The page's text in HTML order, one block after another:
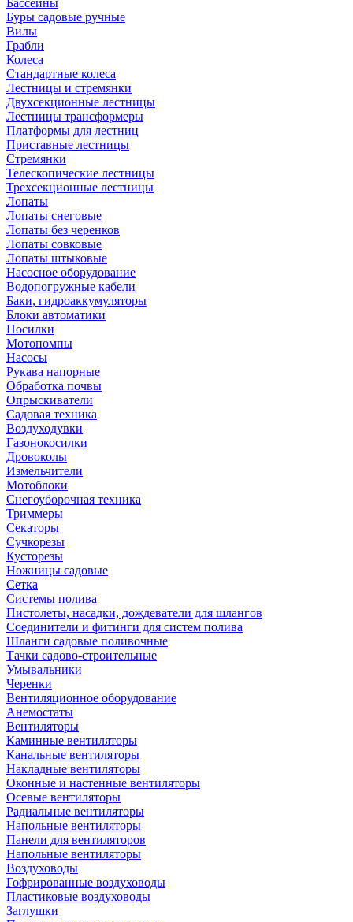
Бассейны
Буры садовые ручные
Вилы
Грабли
Колеса
Стандартные колеса
Лестницы и стремянки
Двухсекционные лестницы
Лестницы трансформеры
Платформы для лестниц
Приставные лестницы
Стремянки
Телескопические лестницы
Трехсекционные лестницы
Лопаты
Лопаты снеговые
Лопаты без черенков
Лопаты совковые
Лопаты штыковые
Насосное оборудование
Водопогружные кабели
Баки, гидроаккумуляторы
Блоки автоматики
Носилки
Мотопомпы
Насосы
Рукава напорные
Обработка почвы
Опрыскиватели
Садовая техника
Воздуходувки
Газонокосилки
Дровоколы
Измельчители
Мотоблоки
Снегоуборочная техника
Триммеры
Секаторы
Сучкорезы
Кусторезы
Ножницы садовые
Сетка
Системы полива
Пистолеты, насадки, дождеватели для шлангов
Соединители и фитинги для систем полива
Шланги садовые поливочные
Тачки садово-строительные
Умывальники
Черенки
Вентиляционное оборудование
Анемостаты
Вентиляторы
Каминные вентиляторы
Канальные вентиляторы
Накладные вентиляторы
Оконные и настенные вентиляторы
Осевые вентиляторы
Радиальные вентиляторы
Напольные вентиляторы
Панели для вентиляторов
Напольные вентиляторы
Воздуховоды
Гофрированные воздуховоды
Пластиковые воздуховоды
Заглушки